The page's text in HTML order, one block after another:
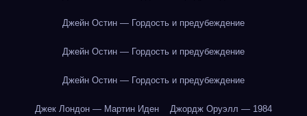
Джейн Остин — Гордость и предубеждение
Джейн Остин — Гордость и предубеждение
Джейн Остин — Гордость и предубеждение
Джек Лондон — Мартин Иден Джордж Оруэлл — 1984